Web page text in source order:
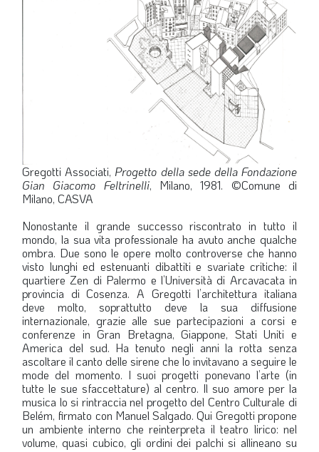
Gregotti Associati, Progetto della sede della Fondazione
Gian Giacomo Feltrinelli, Milano, 1981. ©Comune di
Milano, CASVA
Nonostante il grande successo riscontrato in tutto il
mondo, la sua vita professionale ha avuto anche qualche
ombra. Due sono le opere molto controverse che hanno
visto lunghi ed estenuanti dibattiti e svariate critiche: il
quartiere Zen di Palermo e l’Università di Arcavacata in
provincia di Cosenza. A Gregotti l’architettura italiana
deve molto, soprattutto deve la sua diffusione
internazionale, grazie alle sue partecipazioni a corsi e
conferenze in Gran Bretagna, Giappone, Stati Uniti e
America del sud. Ha tenuto negli anni la rotta senza
ascoltare il canto delle sirene che lo invitavano a seguire le
mode del momento. I suoi progetti ponevano l’arte (in
tutte le sue sfaccettature) al centro. Il suo amore per la
musica lo si rintraccia nel progetto del Centro Culturale di
Belém, firmato con Manuel Salgado. Qui Gregotti propone
un ambiente interno che reinterpreta il teatro lirico: nel
volume, quasi cubico, gli ordini dei palchi si allineano su